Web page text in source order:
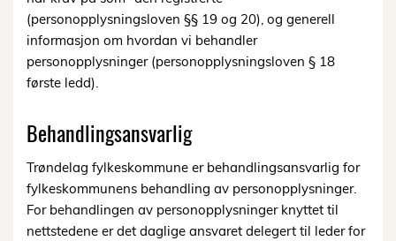
(personopplysningsloven §§ 19 og 20), og generell
informasjon om hvordan vi behandler
personopplysninger (personopplysningsloven § 18
første ledd).
Behandlingsansvarlig
Trøndelag fylkeskommune er behandlingsansvarlig for
fylkeskommunens behandling av personopplysninger.
For behandlingen av personopplysninger knyttet til
nettstedene er det daglige ansvaret delegert til leder for